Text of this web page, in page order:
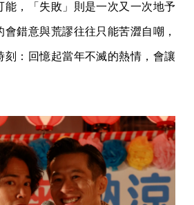
能，「失敗」則是一次又一次地予
會錯意與荒謬往往只能苦澀自嘲，
刻：回憶起當年不滅的熱情，會讓